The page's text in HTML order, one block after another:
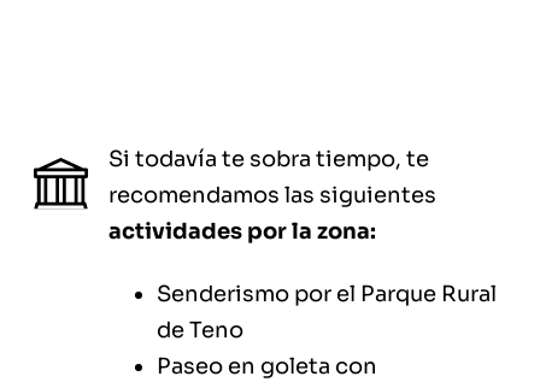
Si todavía te sobra tiempo, te
recomendamos las siguientes
actividades por la zona:
Senderismo por el Parque Rural
de Teno
Paseo en goleta con